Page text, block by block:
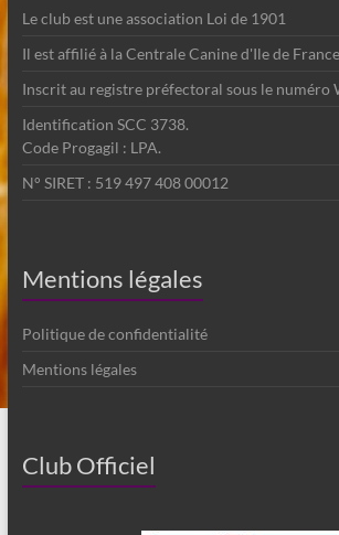
Le club est une association Loi de 1901
Il est affilié à la Centrale Canine d'Ile de France
Inscrit au registre préfectoral sous le numéro
Identification SCC 3738.
Code Progagil : LPA.
N° SIRET : 519 497 408 00012
Mentions légales
Politique de confidentialité
Mentions légales
Club Officiel